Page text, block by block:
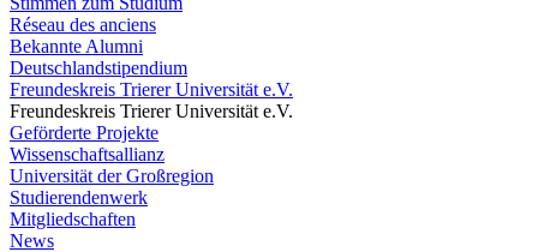
Réseau des anciens
Bekannte Alumni
Deutschlandstipendium
Freundeskreis Trierer Universität e.V.
Freundeskreis Trierer Universität e.V.
Geförderte Projekte
Wissenschaftsallianz
Universität der Großregion
Studierendenwerk
Mitgliedschaften
News